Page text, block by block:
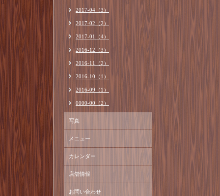
2017-04（3）
2017-02（2）
2017-01（4）
2016-12（3）
2016-11（2）
2016-10（1）
2016-09（1）
0000-00（2）
写真
メニュー
カレンダー
店舗情報
お問い合わせ